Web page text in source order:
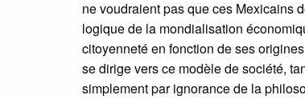
ne voudraient pas que ces Mexicains
logique de la mondialisation
citoyenneté en fonction de ses
se dirige vers ce modèle de société,
simplement par ignorance de la